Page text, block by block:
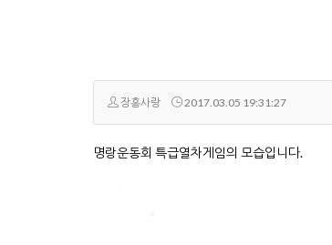
장흥사랑 2017.03.05 19:31:27
명랑운동회 특급열차게임의 모습입니다.